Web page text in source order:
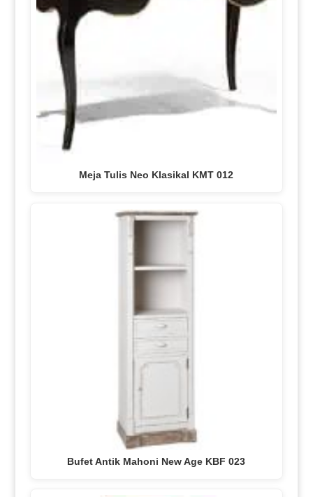
Meja Tulis Neo Klasikal KMT 012
Bufet Antik Mahoni New Age KBF 023